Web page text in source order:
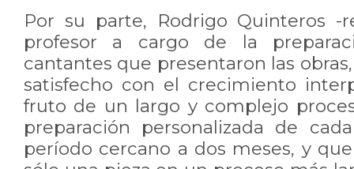
Por su parte, Rodrigo Quinteros -
profesor a cargo de la
cantantes que presentaron las
satisfecho con el crecimiento
fruto de un largo y complejo
preparación personalizada de
período cercano a dos meses, y